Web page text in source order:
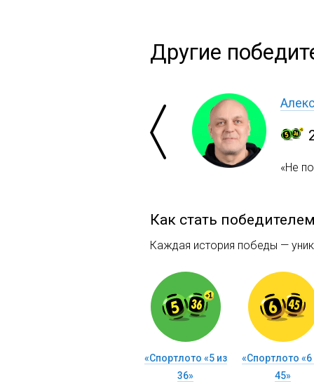
Другие
«Не
Как стать
Каждая история победы —
«Спортлото «5 из
36»
«Спортлото «6
45»